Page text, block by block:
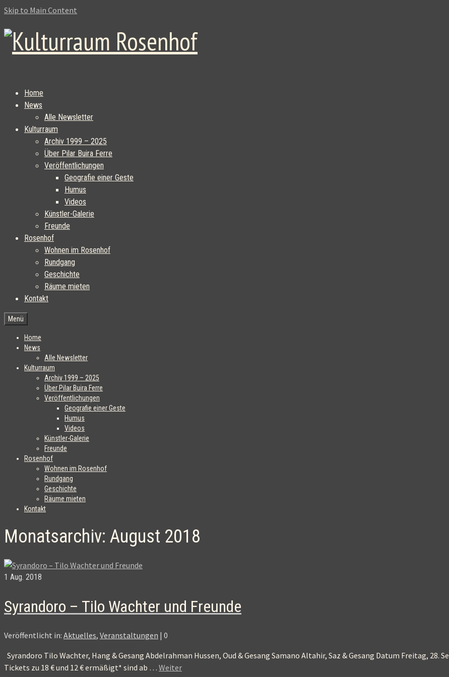
Skip to Main Content
Home
News
Alle Newsletter
Kulturraum
Archiv 1999 – 2025
Über Pilar Buira Ferre
Veröffentlichungen
Geografie einer Geste
Humus
Videos
Künstler-Galerie
Freunde
Rosenhof
Wohnen im Rosenhof
Rundgang
Geschichte
Räume mieten
Kontakt
Menü
Home
News
Alle Newsletter
Kulturraum
Archiv 1999 – 2025
Über Pilar Buira Ferre
Veröffentlichungen
Geografie einer Geste
Humus
Videos
Künstler-Galerie
Freunde
Rosenhof
Wohnen im Rosenhof
Rundgang
Geschichte
Räume mieten
Kontakt
Monatsarchiv: August 2018
1 Aug. 2018
Syrandoro – Tilo Wachter und Freunde
Veröffentlicht in: Aktuelles, Veranstaltungen | 0
Syrandoro Tilo Wachter, Hang & Gesang Abdelrahman Hussen, Oud & Gesang Samano Altahir, Saz & Gesang Datum Freitag,
Tickets zu 18 € und 12 € ermäßigt* sind ab … Weiter